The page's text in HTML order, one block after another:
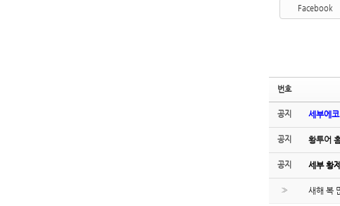
Facebook
번호
공지 세부에
공지 황투어
공지 세부 황
» 새해 복